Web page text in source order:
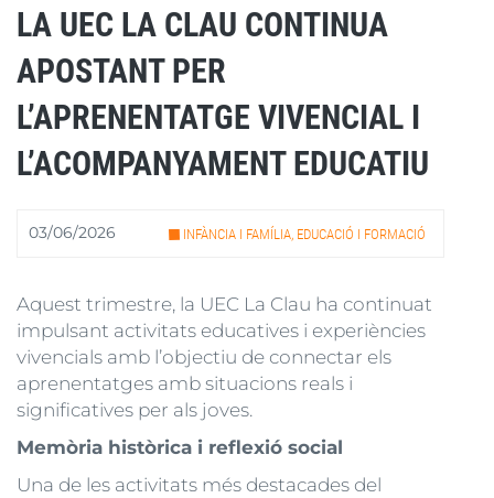
LA UEC LA CLAU CONTINUA
APOSTANT PER
L’APRENENTATGE VIVENCIAL I
L’ACOMPANYAMENT EDUCATIU
03/06/2026 INFÀNCIA I FAMÍLIA, EDUCACIÓ I FORMACIÓ
Aquest trimestre, la UEC La Clau ha continuat
impulsant activitats educatives i experiències
vivencials amb l’objectiu de connectar els
aprenentatges amb situacions reals i
significatives per als joves.
Memòria històrica i reflexió social
Una de les activitats més destacades del